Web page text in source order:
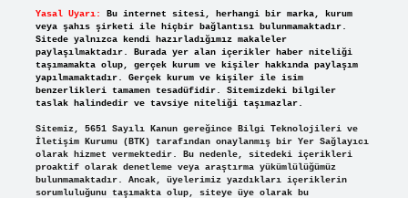
Yasal Uyarı:
Bu internet sitesi, herhangi bir marka, kurum
veya şahıs şirketi ile hiçbir bağlantısı bulunmamaktadır.
Sitede yalnızca kendi hazırladığımız makaleler
paylaşılmaktadır. Burada yer alan içerikler haber niteliği
taşımamakta olup, gerçek kurum ve kişiler hakkında paylaşım
yapılmamaktadır. Gerçek kurum ve kişiler ile isim
benzerlikleri tamamen tesadüfidir. Sitemizdeki bilgiler
taslak halindedir ve tavsiye niteliği taşımazlar.
Sitemiz, 5651 Sayılı Kanun gereğince Bilgi Teknolojileri ve
İletişim Kurumu (BTK) tarafından onaylanmış bir Yer Sağlayıcı
olarak hizmet vermektedir. Bu nedenle, sitedeki içerikleri
proaktif olarak denetleme veya araştırma yükümlülüğümüz
bulunmamaktadır. Ancak, üyelerimiz yazdıkları içeriklerin
sorumluluğunu taşımakta olup, siteye üye olarak bu